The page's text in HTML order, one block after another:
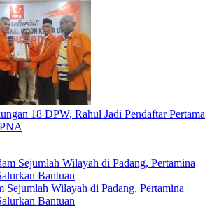
18 DPW, Rahul Jadi Pendaftar Pertama
Sejumlah Wilayah di Padang, Pertamina
Bantuan